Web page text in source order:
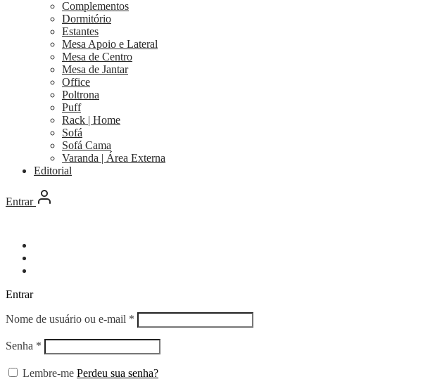
Complementos
Dormitório
Estantes
Mesa Apoio e Lateral
Mesa de Centro
Mesa de Jantar
Office
Poltrona
Puff
Rack | Home
Sofá
Sofá Cama
Varanda | Área Externa
Editorial
Entrar
Entrar
Nome de usuário ou e-mail * Obrigatório
Senha * Obrigatório
Lembre-me Perdeu sua senha?